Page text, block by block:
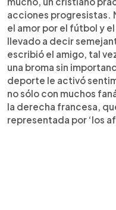
acciones progresistas.
el amor por el fútbol y
llevado a decir
escribió el amigo, tal
una broma sin
deporte le activó
no sólo con muchos
la derecha francesa,
representada por ‘los